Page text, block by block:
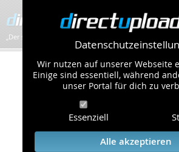
Wir nutzen auf unserer Webseite
Einige sind essentiell, während
unser Portal für dich zu
Essenziell
Alle akzeptieren
„Der schnellste Bilder-Hoster im Web!”
Kontakt & Support
Um eine schnelle und
Bearbeitung Ihres Problems zu
bitten wir Sie,
folgende Punkte zu beachten und